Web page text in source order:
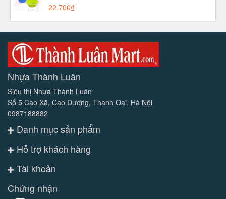
22.700₫
Nhựa Thành Luân
Siêu thị Nhựa Thành Luân
Số 5 Cao Xã, Cao Dương, Thanh Oai, Hà Nội
0987188882
Danh mục sản phẩm
Hỗ trợ khách hàng
Tài khoản
Chứng nhận